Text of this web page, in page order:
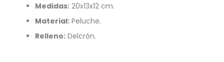
Medidas: 20x13x12 cm.
Material: Peluche.
Relleno: Delcrón.